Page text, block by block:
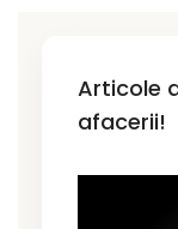
Articole
afacerii!